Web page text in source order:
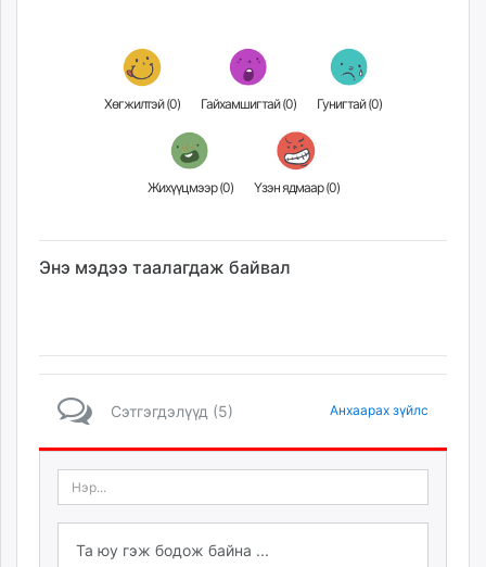
Хөгжилтэй (0) Гайхамшигтай (0) Гунигтай (0)
Жихүүцмээр (0) Үзэн ядмаар (0)
Энэ мэдээ таалагдаж байвал
Сэтгэгдэлүүд (5) Анхаарах зүйлс